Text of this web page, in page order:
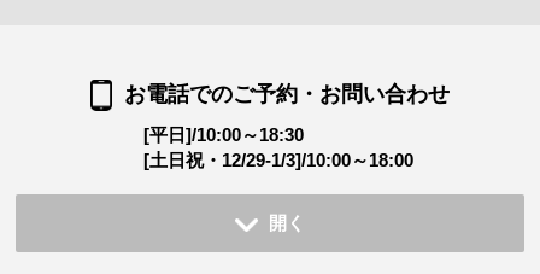
お電話でのご予約・お問い合わせ
[平日]/10:00～18:30
[土日祝・12/29-1/3]/10:00～18:00
開く